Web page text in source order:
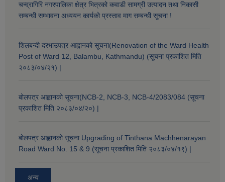
चन्द्रागिरि नगरपालिका क्षेत्र भित्रको कवाडी सामग्री उत्पादन तथा निकासी
सम्बन्धी सम्भावना अध्ययन कार्यको प्रस्ताव माग सम्बन्धी सूचना !
शिलबन्दी दरभाउपत्र आह्वानको सूचना(Renovation of the Ward Health
Post of Ward 12, Balambu, Kathmandu) (सूचना प्रकाशित मिति
२०८३/०४/२१) |
बोलपत्र आह्वानको सूचना(NCB-2, NCB-3, NCB-4/2083/084 (सूचना
प्रकाशित मिति २०८३/०४/२०) |
बोलपत्र आह्वानको सूचना Upgrading of Tinthana Machhenarayan
Road Ward No. 15 & 9 (सूचना प्रकाशित मिति २०८३/०४/१९) |
अन्य